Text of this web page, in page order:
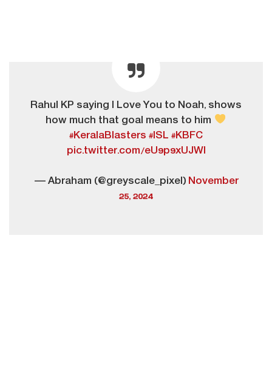
Rahul KP saying I Love You to Noah, shows
how much that goal means to him
#KeralaBlasters #ISL #KBFC
pic.twitter.com/eU9p9xUJWl
— Abraham (@greyscale_pixel) November
25, 2024